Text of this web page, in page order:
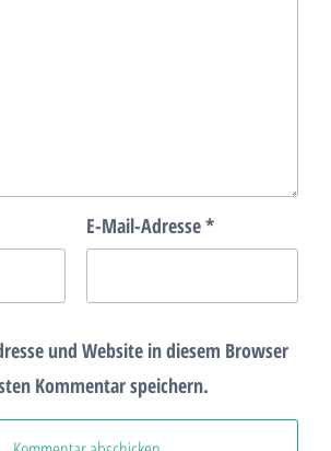
E-Mail-Adresse*
und Website in diesem Browser
Kommentar speichern.